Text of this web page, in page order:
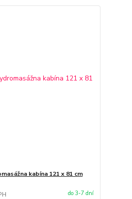
kabína 121 x 81 cm
do 3-7 dní